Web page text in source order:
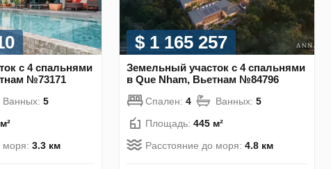
с 4 спальнями
№73171
Ванных: 5
моря: 3.3 км
$ 1 165 257
Земельный участок с 4 спальнями
в Que Nham, Вьетнам №84796
Спален: 4 Ванных: 5
Площадь: 445 м²
Расстояние до моря: 4.8 км